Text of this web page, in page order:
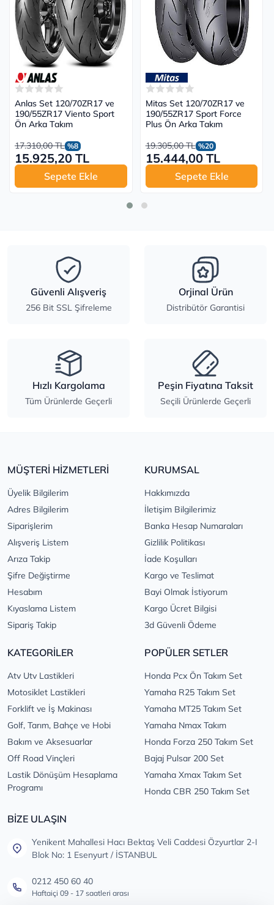
Anlas Set 120/70ZR17 ve
190/55ZR17 Viento Sport
Ön Arka Takım
17.310,00 TL %8
15.925,20 TL
Sepete Ekle
Mitas Set 120/70ZR17 ve
190/55ZR17 Sport Force
Plus Ön Arka Takım
19.305,00 TL %20
15.444,00 TL
Sepete Ekle
Güvenli Alışveriş
256 Bit SSL Şifreleme
Orjinal Ürün
Distribütör Garantisi
Hızlı Kargolama
Tüm Ürünlerde Geçerli
Peşin Fiyatına Taksit
Seçili Ürünlerde Geçerli
MÜŞTERİ HİZMETLERİ
Üyelik Bilgilerim
Adres Bilgilerim
Siparişlerim
Alışveriş Listem
Arıza Takip
Şifre Değiştirme
Hesabım
Kıyaslama Listem
Sipariş Takip
KURUMSAL
Hakkımızda
İletişim Bilgilerimiz
Banka Hesap Numaraları
Gizlilik Politikası
İade Koşulları
Kargo ve Teslimat
Bayi Olmak İstiyorum
Kargo Ücret Bilgisi
3d Güvenli Ödeme
KATEGORİLER
Atv Utv Lastikleri
Motosiklet Lastikleri
Forklift ve İş Makinası
Golf, Tarım, Bahçe ve Hobi
Bakım ve Aksesuarlar
Off Road Vinçleri
Lastik Dönüşüm Hesaplama
Programı
POPÜLER SETLER
Honda Pcx Ön Takım Set
Yamaha R25 Takım Set
Yamaha MT25 Takım Set
Yamaha Nmax Takım
Honda Forza 250 Takım Set
Bajaj Pulsar 200 Set
Yamaha Xmax Takım Set
Honda CBR 250 Takım Set
BİZE ULAŞIN
Yenikent Mahallesi Hacı Bektaş Veli Caddesi Özyurtlar 2-I
Blok No: 1 Esenyurt / İSTANBUL
0212 450 60 40
Haftaiçi 09 - 17 saatleri arası